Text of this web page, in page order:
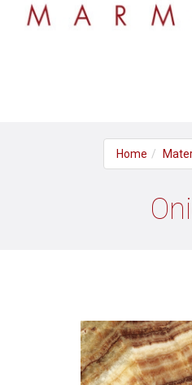
Home